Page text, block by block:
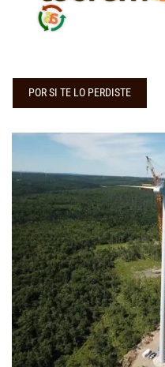
POR SI TE LO PERDISTE